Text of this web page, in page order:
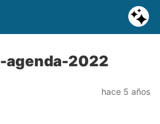
2022
hace 5 años